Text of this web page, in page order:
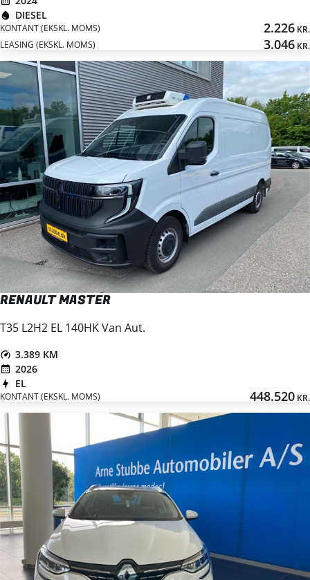
DIESEL
KONTANT (EKSKL. MOMS) 2.226 KR.
LEASING (EKSKL. MOMS)
3.046 KR.
RENAULT MASTER
T35 L2H2 EL 140HK Van Aut.
3.389 KM
2026
EL
KONTANT (EKSKL. MOMS) 448.520 KR.